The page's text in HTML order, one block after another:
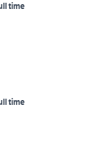
time
time